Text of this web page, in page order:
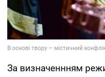
За визначеннням